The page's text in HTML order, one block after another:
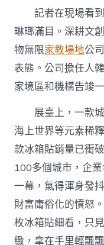
記者在現場看
琳瑯滿目。深耕文
物無限家教場地公
表態。公司擔任人
家境區和機構告竣
展臺上，一款
海上世界等元素稀
款冰箱貼銷量已衝
100多個城市，企
一幕，氣得渾身發
財富庸俗化的憤怒
枚冰箱貼細看，只
緻，拿在手里輕飄